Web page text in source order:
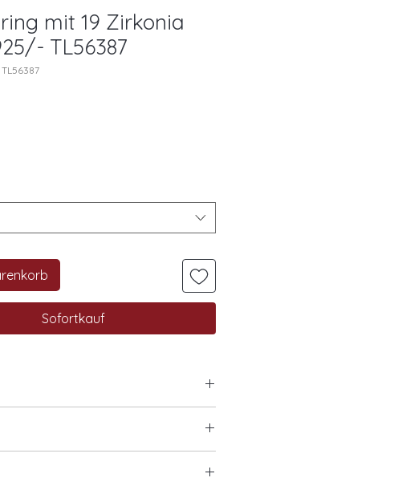
mit 19 Zirkonia
TL56387
Sofortkauf
Silber, vergoldet